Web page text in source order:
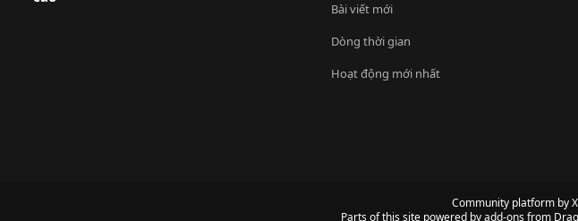
Bài viết mới
Dòng thời gian
Hoạt động mới nhất
Community platform by
Parts of this site powered byadd-ons from